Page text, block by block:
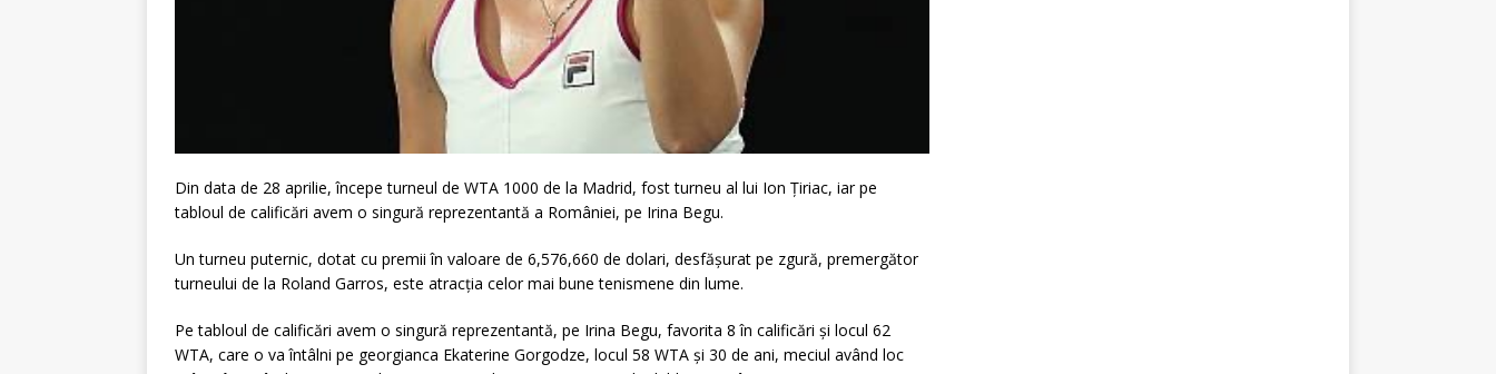
Din data de 28 aprilie, începe turneul de WTA 1000 de la Madrid, fost turneu al lui Ion Țiriac, iar pe
tabloul de calificări avem o singură reprezentantă a României, pe Irina Begu.
Un turneu puternic, dotat cu premii în valoare de 6,576,660 de dolari, desfășurat pe zgură, premergător
turneului de la Roland Garros, este atracția celor mai bune tenismene din lume.
Pe tabloul de calificări avem o singură reprezentantă, pe Irina Begu, favorita 8 în calificări și locul 62
WTA, care o va întâlni pe georgianca Ekaterine Gorgodze, locul 58 WTA și 30 de ani, meciul având loc